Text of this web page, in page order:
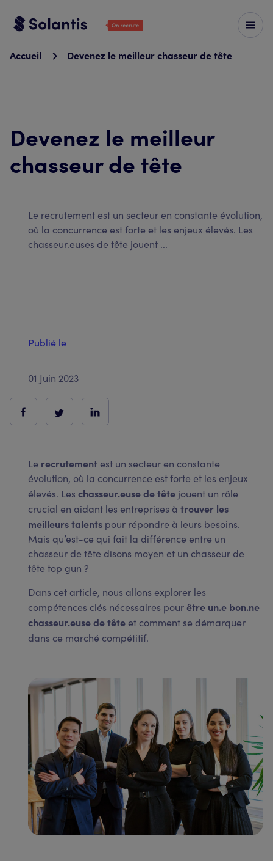
Accueil Devenez le meilleur chasseur de tête
Devenez le meilleur
chasseur de tête
Le recrutement est un secteur en constante évolution,
où la concurrence est forte et les enjeux élevés. Les
chasseur.euses de tête jouent ...
Publié le
01 Juin 2023
Le recrutement est un secteur en constante
évolution, où la concurrence est forte et les enjeux
élevés. Les chasseur.eusede tête jouent un rôle
crucial en aidant les entreprises à trouver les
meilleurs talents pour répondre à leurs besoins.
Mais qu’est-ce qui fait la différence entre un
chasseur de tête disons moyen et un chasseur de
tête top gun ?
Dans cet article, nous allons explorer les
compétences clés nécessaires pourêtre un.e bon.ne
chasseur.euse de tête et comment se démarquer
dans ce marché compétitif.